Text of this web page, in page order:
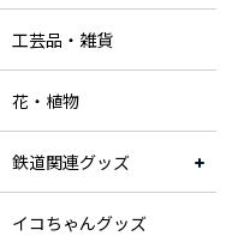
工芸品・雑貨
花・植物
鉄道関連グッズ
イコちゃんグッズ